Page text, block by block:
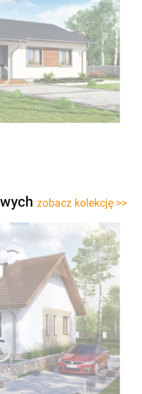
zobacz kolekcję >>